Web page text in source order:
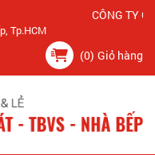
CÔNG TY CHÂU
Tp.HCM
(0) Giỏ hàng